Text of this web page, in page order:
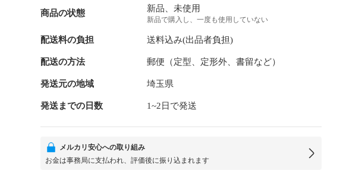
商品の状態 新品、未使用
新品で購入し、一度も使用していない
配送料の負担 送料込み(出品者負担)
配送の方法 郵便（定型、定形外、書留など）
発送元の地域 埼玉県
発送までの日数 1~2日で発送
メルカリ安心への取り組み
お金は事務局に支払われ、評価後に振り込まれます